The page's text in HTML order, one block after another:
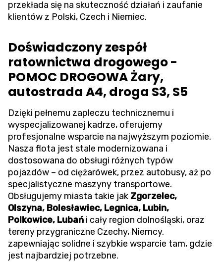
przekłada się na skuteczność działań i zaufanie
klientów z Polski, Czech i Niemiec.
Doświadczony zespół
ratownictwa drogowego -
POMOC DROGOWA Żary,
autostrada A4, droga S3, S5
Dzięki pełnemu zapleczu technicznemu i
wyspecjalizowanej kadrze, oferujemy
profesjonalne wsparcie na najwyższym poziomie.
Nasza flota jest stale modernizowana i
dostosowana do obsługi różnych typów
pojazdów – od ciężarówek, przez autobusy, aż po
specjalistyczne maszyny transportowe.
Obsługujemy miasta takie jak Zgorzelec,
Olszyna, Bolesławiec, Legnica, Lubin,
Polkowice, Lubań i cały region dolnośląski, oraz
tereny przygraniczne Czechy, Niemcy.
zapewniając solidne i szybkie wsparcie tam, gdzie
jest najbardziej potrzebne.